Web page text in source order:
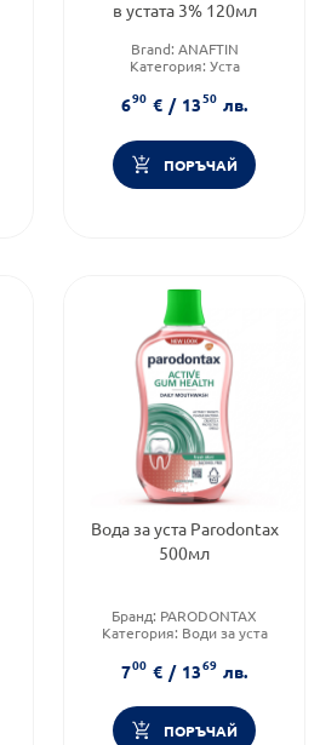
в устата 3% 120мл
Brand: ANAFTIN
Категория: Уста
уста
690 € / 1350 лв.
ПОРЪЧАЙ
Вода за уста Parodontax
500мл
Бранд: PARODONTAX
Категория: Води за уста
уста
700 € / 1369 лв.
ПОРЪЧАЙ